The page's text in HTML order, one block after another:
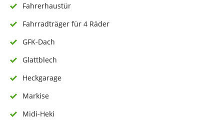
Fahrerhaustür
Fahrradträger für 4 Räder
GFK-Dach
Glattblech
Heckgarage
Markise
Midi-Heki